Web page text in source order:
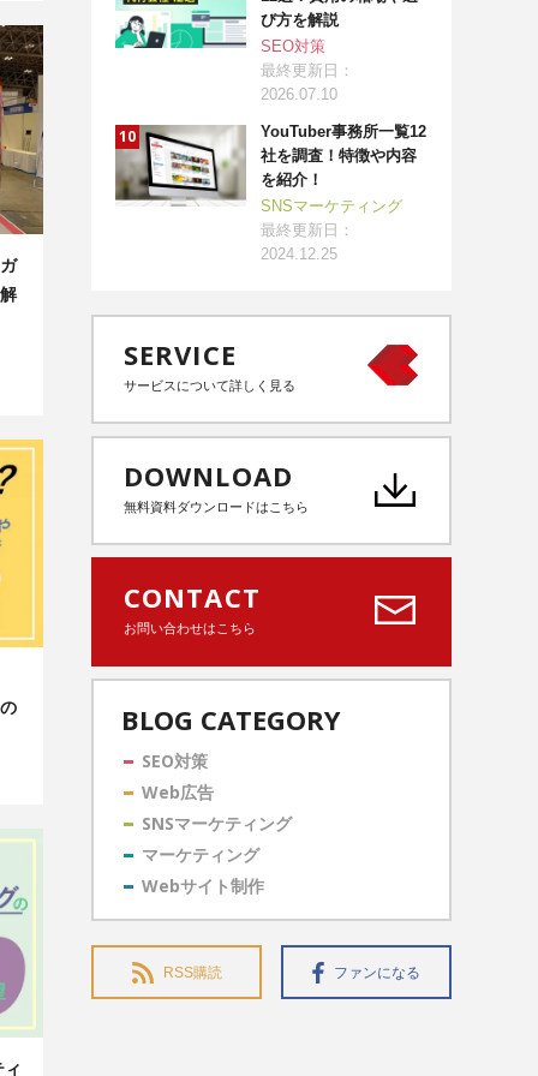
び方を解説
SEO対策
最終更新日：
2026.07.10
YouTuber事務所一覧12
社を調査！特徴や内容
を紹介！
SNSマーケティング
最終更新日：
2024.12.25
SERVICE
サービスについて詳しく見る
DOWNLOAD
無料資料ダウンロードはこちら
CONTACT
お問い合わせはこちら
BLOG CATEGORY
SEO対策
Web広告
SNSマーケティング
マーケティング
Webサイト制作
RSS購読 ファンになる